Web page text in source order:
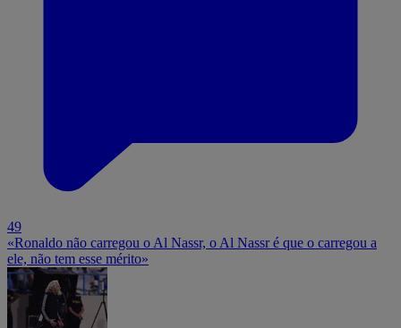
49
«Ronaldo não carregou o Al Nassr, o Al Nassr é que o carregou a
ele, não tem esse mérito»